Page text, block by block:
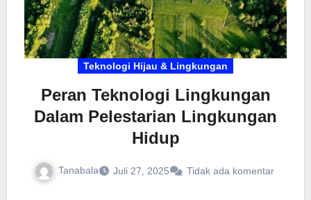
tepat guna.
Teknologi Hijau & Lingkungan
Peran Teknologi Lingkungan
Dalam Pelestarian Lingkungan
Hidup
Tanabala Juli 27, 2025 Tidak ada komentar